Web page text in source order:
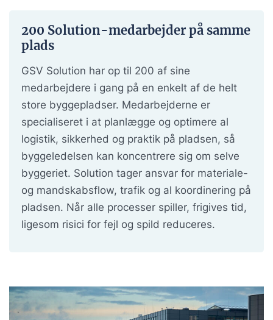
200 Solution-medarbejder på samme
plads
GSV Solution har op til 200 af sine
medarbejdere i gang på en enkelt af de helt
store byggepladser. Medarbejderne er
specialiseret i at planlægge og optimere al
logistik, sikkerhed og praktik på pladsen, så
byggeledelsen kan koncentrere sig om selve
byggeriet. Solution tager ansvar for materiale-
og mandskabsflow, trafik og al koordinering på
pladsen. Når alle processer spiller, frigives tid,
ligesom risici for fejl og spild reduceres.